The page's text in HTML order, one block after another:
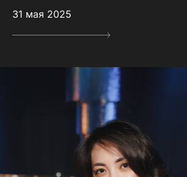
31 мая 2025